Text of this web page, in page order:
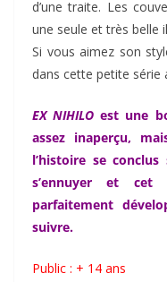
d’une traite. Les
une seule et très belle
Si vous aimez son
dans cette petite série
EX NIHILO est une
assez inaperçu,
l’histoire se
s’ennuyer et
parfaitement
suivre.
Public : + 14 ans